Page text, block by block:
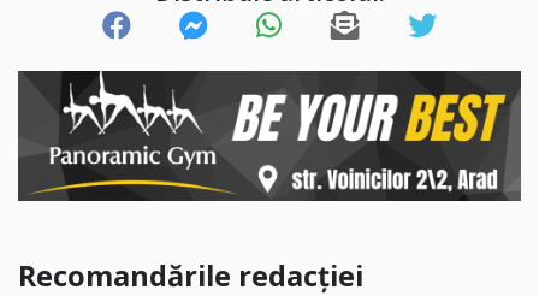
Recomandările redacției